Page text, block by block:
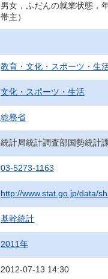
男女，ふだんの就業状態，
帯主）
教育・文化・スポーツ・生
文化・スポーツ・生活
総務省
統計局統計調査部国勢統計
03-5273-1163
http://www.stat.go.jp/data/
基幹統計
2011年
2012-07-13 14:30